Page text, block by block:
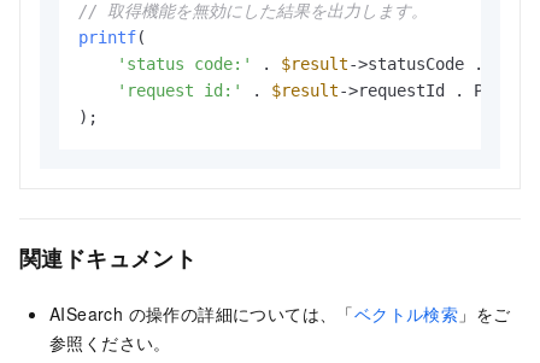
// 取得機能を無効にした結果を出力します。
printf(
'status code:'
. $result->statusCode .
'request id:'
. $result->requestId .
関連ドキュメント
AISearch の操作の詳細については、「ベクトル検索 」をご
参照ください。